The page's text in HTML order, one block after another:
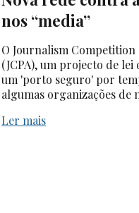
nos “media”
O Journalism
(JCPA), um projecto de
um 'porto seguro' por
algumas organizações de
Ler mais